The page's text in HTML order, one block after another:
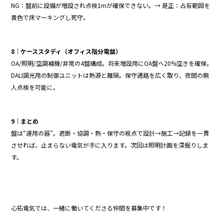
NG：盤前に設備が増設され点検1mが確保できない。→ 是正：占有範囲を
黄色で床マーキングし死守。
8｜ケーススタディ（オフィス階分電盤）
OA/照明/空調補機/非常の4盤構成。将来増設用にOA盤へ20%空きを確保。
DALI調光用の制御ユニットは熱源と離隔。保守通路を広く取り、夜間の無
人点検を可能に。
9｜まとめ
盤は“運用の器”。遮断・協調・熱・保守の視点で設計→施工→記録を一貫
させれば、止まらない電気が手に入ります。次回は照明計画を深掘りしま
す。
心拓電気では、一緒に働いてくださる仲間を募集中です！